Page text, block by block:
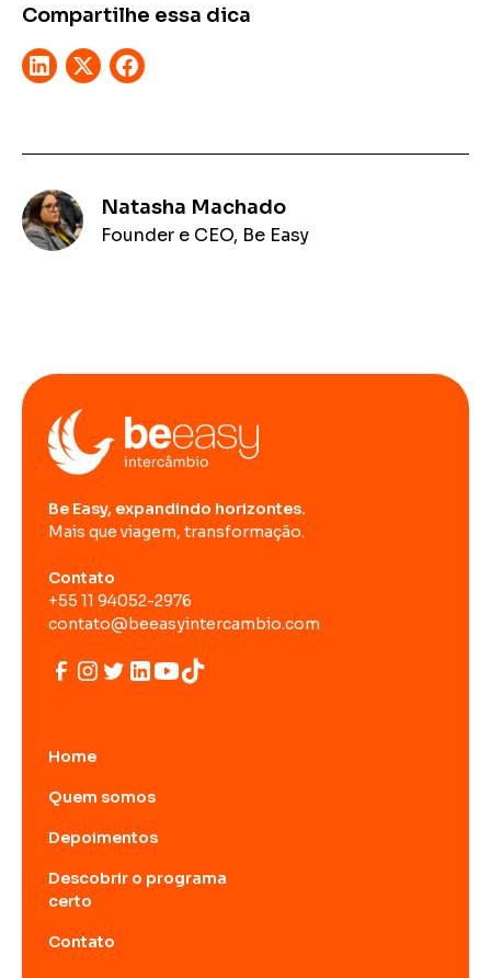
Compartilhe essa dica
Natasha Machado
Founder e CEO, Be Easy
Be Easy, expandindo horizontes.
Mais que viagem, transformação.
Contato
+55 11 94052-2976
contato@beeasyintercambio.com
Home
Quem somos
Depoimentos
Descobrir o programa
certo
Contato